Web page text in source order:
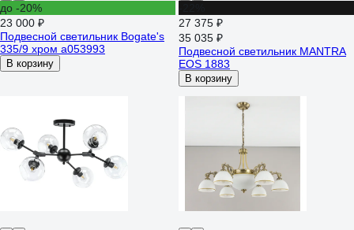
до -20%
23 000 ₽
Подвесной светильник Bogate's
335/9 хром a053993
В корзину
27 375 ₽
35 035 ₽
Подвесной светильник MANTRA
EOS 1883
В корзину